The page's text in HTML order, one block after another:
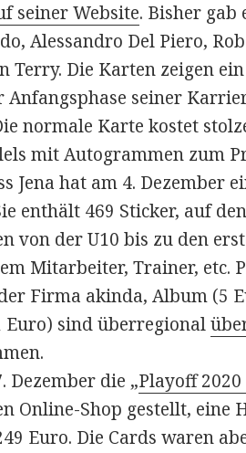
seiner Website. Bisher gab
Alessandro Del Piero,
Terry. Die Karten zeigen
Anfangsphase seiner
normale Karte kostet
mit Autogrammen zum
Jena hat am 4. Dezember
enthält 469 Sticker, auf
von der U10 bis zu den
Mitarbeiter, Trainer, etc.
Firma akinda, Album (5
Euro) sind überregional
Dezember die „Playoff
Online-Shop gestellt, eine
Euro. Die Cards waren